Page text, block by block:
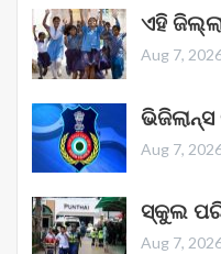
ଏହି
Aug 7,
Aug 7,
ସ୍କୁଲ
Aug 7,